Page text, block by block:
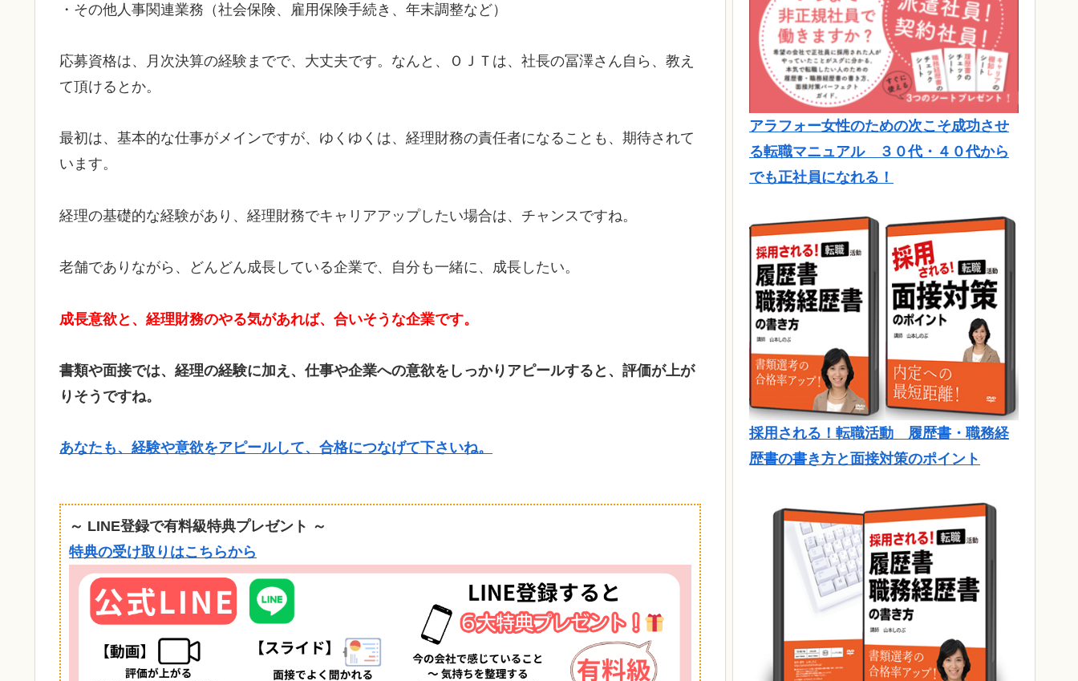
・その他人事関連業務（社会保険、雇用保険手続き、年末調整など）
応募資格は、月次決算の経験までで、大丈夫です。なんと、ＯＪＴは、社長の冨澤さん自ら、教え
て頂けるとか。
最初は、基本的な仕事がメインですが、ゆくゆくは、経理財務の責任者になることも、期待されて
います。
経理の基礎的な経験があり、経理財務でキャリアアップしたい場合は、チャンスですね。
老舗でありながら、どんどん成長している企業で、自分も一緒に、成長したい。
成長意欲と、経理財務のやる気があれば、合いそうな企業です。
書類や面接では、経理の経験に加え、仕事や企業への意欲をしっかりアピールすると、評価が上が
りそうですね。
あなたも、経験や意欲をアピールして、合格につなげて下さいね。
～ LINE登録で有料級特典プレゼント ～
特典の受け取りはこちらから
アラフォー女性のための次こそ成功させ
る転職マニュアル ３０代・４０代から
でも正社員になれる！
採用される！転職活動 履歴書・職務経
歴書の書き方と面接対策のポイント